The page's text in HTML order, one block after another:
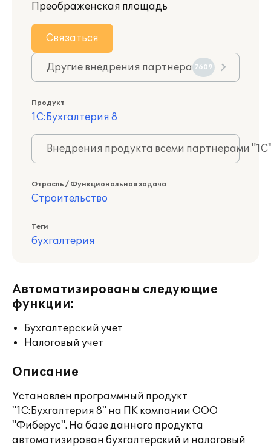
Преображенская площадь
Связаться
Другие внедрения партнера 7609
Продукт
1С:Бухгалтерия 8
Внедрения продукта всеми партнерами
Отрасль / Функциональная задача
Строительство
Теги
бухгалтерия
Автоматизированы следующие
функции:
Бухгалтерский учет
Налоговый учет
Описание
Установлен программный продукт
"1С:Бухгалтерия 8" на ПК компании ООО
"Фиберус". На базе данного продукта
автоматизирован бухгалтерский и налоговый